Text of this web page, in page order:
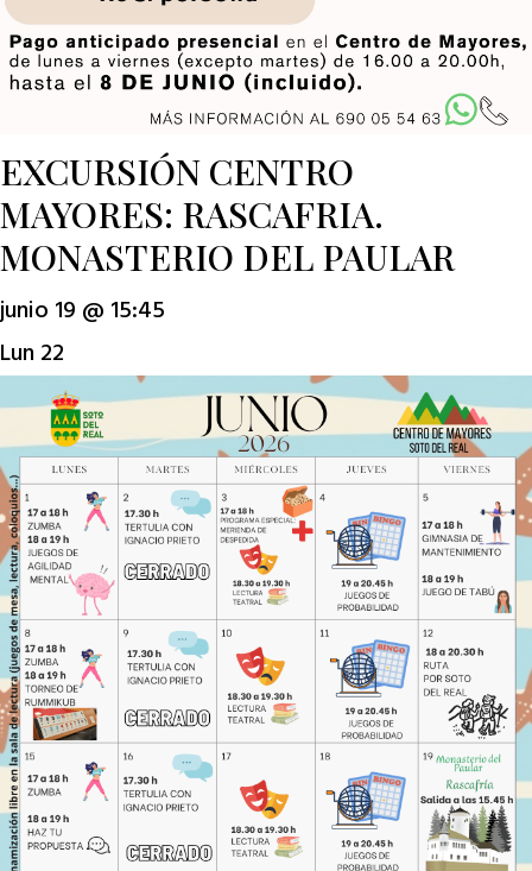
EXCURSIÓN CENTRO
MAYORES: RASCAFRIA.
MONASTERIO DEL PAULAR
junio 19 @ 15:45
Lun 22